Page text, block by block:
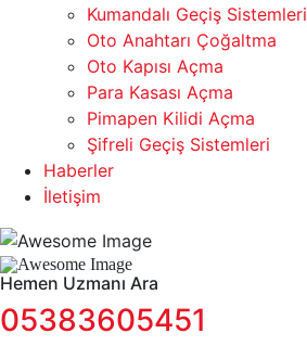
Kumandalı Geçiş Sistemleri
Oto Anahtarı Çoğaltma
Oto Kapısı Açma
Para Kasası Açma
Pimapen Kilidi Açma
Şifreli Geçiş Sistemleri
Haberler
İletişim
Hemen Uzmanı Ara
05383605451